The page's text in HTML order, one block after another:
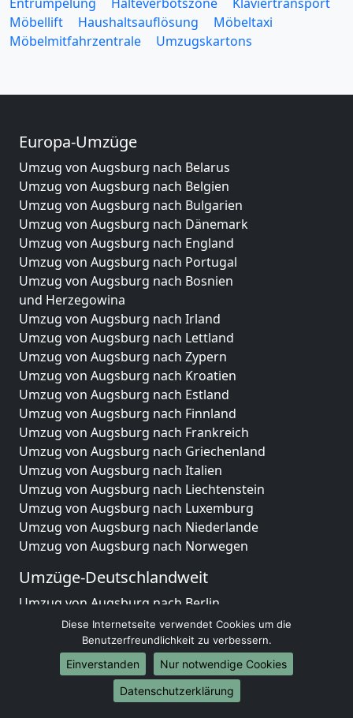
Möbellift
Haushaltsauflösung
Möbeltaxi
Möbelmitfahrzentrale
Umzugskartons
Europa-Umzüge
Umzug von Augsburg nach Belarus
Umzug von Augsburg nach Belgien
Umzug von Augsburg nach Bulgarien
Umzug von Augsburg nach Dänemark
Umzug von Augsburg nach England
Umzug von Augsburg nach Portugal
Umzug von Augsburg nach Bosnien
und Herzegowina
Umzug von Augsburg nach Irland
Umzug von Augsburg nach Lettland
Umzug von Augsburg nach Zypern
Umzug von Augsburg nach Kroatien
Umzug von Augsburg nach Estland
Umzug von Augsburg nach Finnland
Umzug von Augsburg nach Frankreich
Umzug von Augsburg nach Griechenland
Umzug von Augsburg nach Italien
Umzug von Augsburg nach Liechtenstein
Umzug von Augsburg nach Luxemburg
Umzug von Augsburg nach Niederlande
Umzug von Augsburg nach Norwegen
Umzüge-Deutschlandweit
Umzug von Augsburg nach Berlin
Umzug von Augsburg nach Hamburg
Umzug von Augsburg nach München
Umzug von Augsburg nach Köln
Umzug von Augsburg nach Frankfurt am Main
Umzug von Augsburg nach Stuttgart
Diese Internetseite verwendet Cookies um die
Benutzerfreundlichkeit zu verbessern.
Einverstanden
Nur notwendige Cookies
Datenschutzerklärung